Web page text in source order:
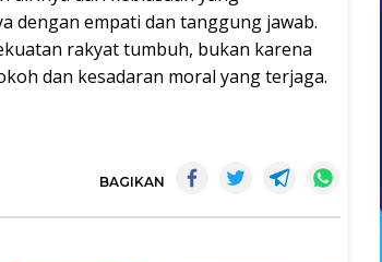
dengan empati dan tanggung jawab.
rakyat tumbuh, bukan karena
dan kesadaran moral yang terjaga.
BAGIKAN